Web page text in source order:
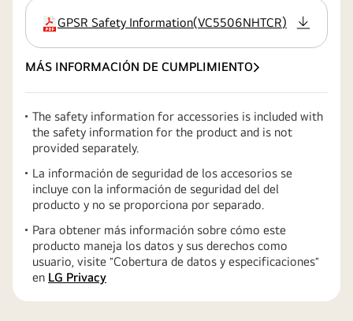
extensión:pdf
GPSR Safety Information(VC5506NHTCR)
MÁS INFORMACIÓN DE CUMPLIMIENTO
The safety information for accessories is included with
the safety information for the product and is not
provided separately.
La información de seguridad de los accesorios se
incluye con la información de seguridad del del
producto y no se proporciona por separado.
Para obtener más información sobre cómo este
producto maneja los datos y sus derechos como
usuario, visite ″Cobertura de datos y especificaciones″
en LG Privacy